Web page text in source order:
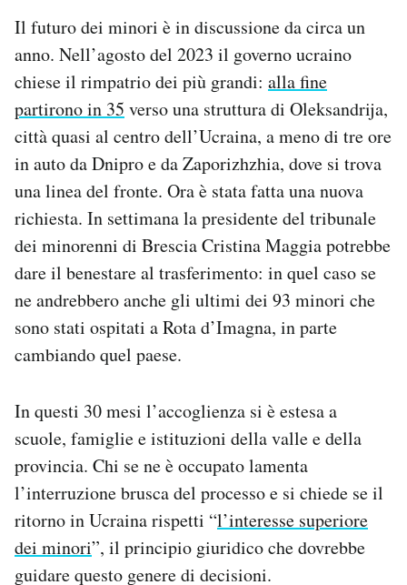
Il futuro dei minori è in discussione da circa un
anno. Nell’agosto del 2023 il governo ucraino
chiese il rimpatrio dei più grandi: alla fine
partirono in 35 verso una struttura di Oleksandrija,
città quasi al centro dell’Ucraina, a meno di tre ore
in auto da Dnipro e da Zaporizhzhia, dove si trova
una linea del fronte. Ora è stata fatta una nuova
richiesta. In settimana la presidente del tribunale
dei minorenni di Brescia Cristina Maggia potrebbe
dare il benestare al trasferimento: in quel caso se
ne andrebbero anche gli ultimi dei 93 minori che
sono stati ospitati a Rota d’Imagna, in parte
cambiando quel paese.
In questi 30 mesi l’accoglienza si è estesa a
scuole, famiglie e istituzioni della valle e della
provincia. Chi se ne è occupato lamenta
l’interruzione brusca del processo e si chiede se il
ritorno in Ucraina rispetti “l’interesse superiore
dei minori”, il principio giuridico che dovrebbe
guidare questo genere di decisioni.